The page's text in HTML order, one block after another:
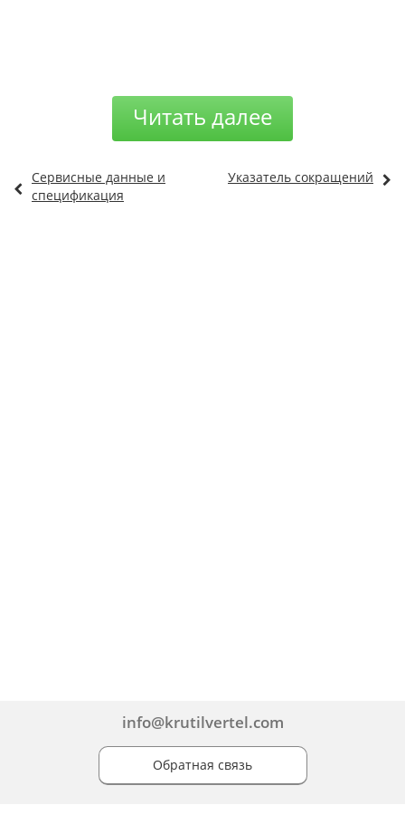
Читать далее
Сервисные данные и
спецификация
Указатель сокращений
info@krutilvertel.com
Обратная связь